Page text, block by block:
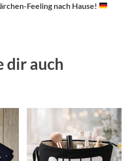
Feeling nach Hause!
dir auch